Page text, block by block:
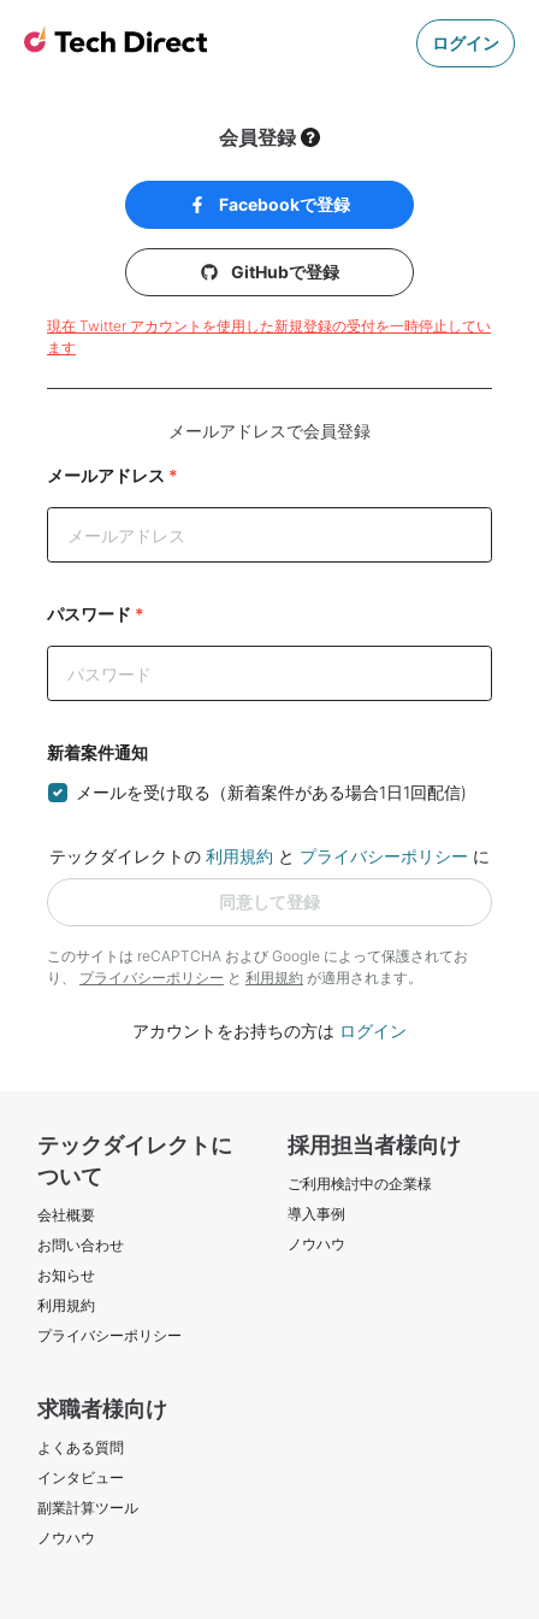
ログイン
会員登録
Facebookで登録
GitHubで登録
現在 Twitter アカウントを使用した新規登録の受付を一時停止してい
ます
メールアドレスで会員登録
メールアドレス *
パスワード *
新着案件通知
メールを受け取る（新着案件がある場合1日1回配信)
テックダイレクトの 利用規約 と プライバシーポリシー に
同意して登録
このサイトは reCAPTCHA および Google によって保護されてお
り、 プライバシーポリシー と 利用規約 が適用されます。
アカウントをお持ちの方は ログイン
テックダイレクトに
ついて
会社概要
お問い合わせ
お知らせ
利用規約
プライバシーポリシー
採用担当者様向け
ご利用検討中の企業様
導入事例
ノウハウ
求職者様向け
よくある質問
インタビュー
副業計算ツール
ノウハウ